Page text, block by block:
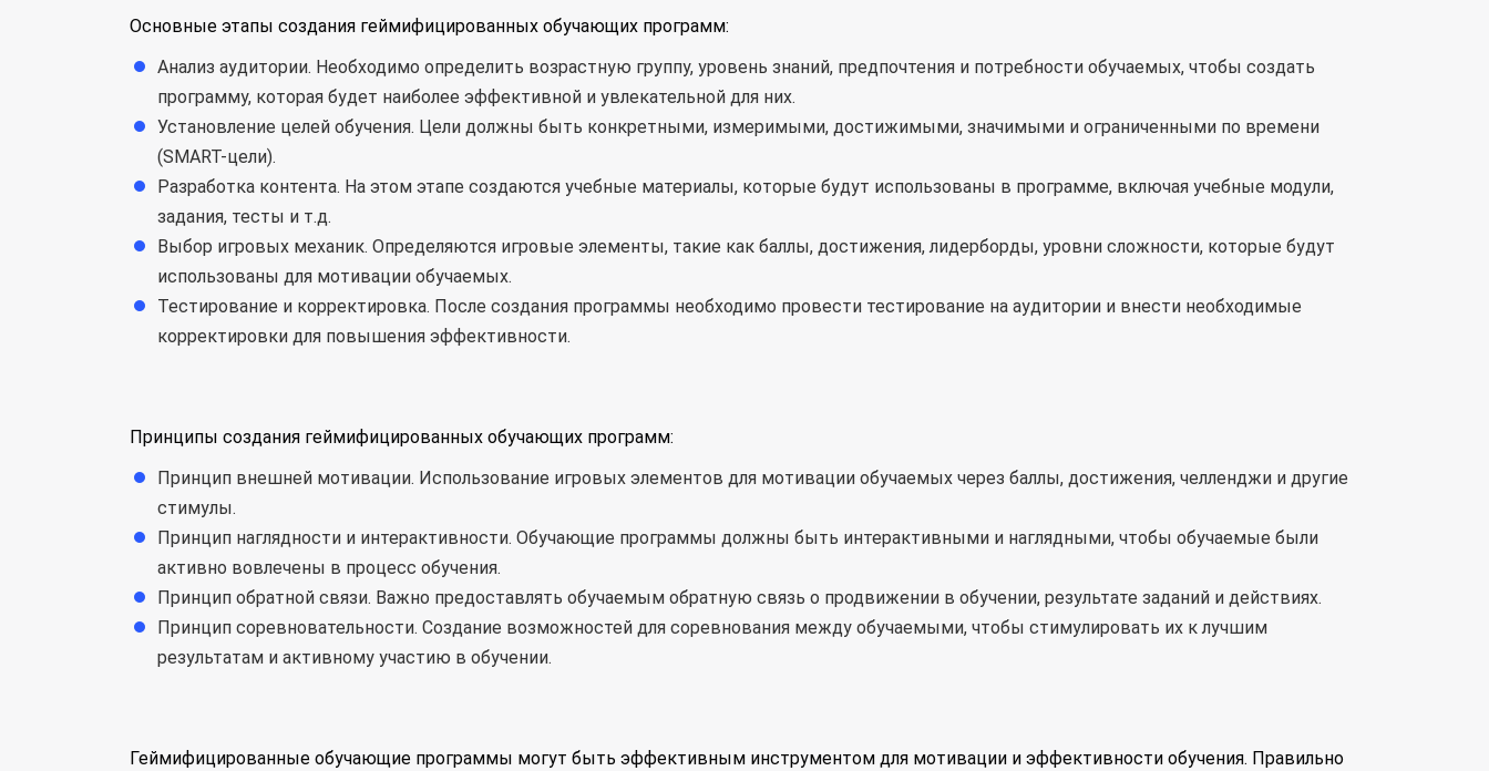
Основные этапы создания геймифицированных обучающих программ:
Анализ аудитории. Необходимо определить возрастную группу, уровень знаний, предпочтения и потребности обучаемых, чтобы создать
программу, которая будет наиболее эффективной и увлекательной для них.
Установление целей обучения. Цели должны быть конкретными, измеримыми, достижимыми, значимыми и ограниченными по времени
(SMART-цели).
Разработка контента. На этом этапе создаются учебные материалы, которые будут использованы в программе, включая учебные модули,
задания, тесты и т.д.
Выбор игровых механик. Определяются игровые элементы, такие как баллы, достижения, лидерборды, уровни сложности, которые будут
использованы для мотивации обучаемых.
Тестирование и корректировка. После создания программы необходимо провести тестирование на аудитории и внести необходимые
корректировки для повышения эффективности.
Принципы создания геймифицированных обучающих программ:
Принцип внешней мотивации. Использование игровых элементов для мотивации обучаемых через баллы, достижения, челленджи и другие
стимулы.
Принцип наглядности и интерактивности. Обучающие программы должны быть интерактивными и наглядными, чтобы обучаемые были
активно вовлечены в процесс обучения.
Принцип обратной связи. Важно предоставлять обучаемым обратную связь о продвижении в обучении, результате заданий и действиях.
Принцип соревновательности. Создание возможностей для соревнования между обучаемыми, чтобы стимулировать их к лучшим
результатам и активному участию в обучении.
Геймифицированные обучающие программы могут быть эффективным инструментом для мотивации и эффективности обучения. Правильно